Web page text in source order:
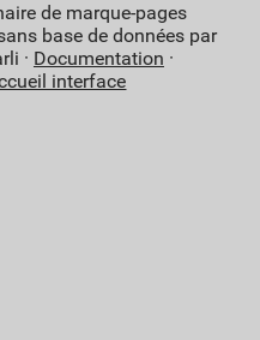
de marque-pages
base de données par
· Documentation ·
interface